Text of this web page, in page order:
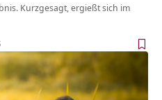
Kurzgesagt, ergießt sich im